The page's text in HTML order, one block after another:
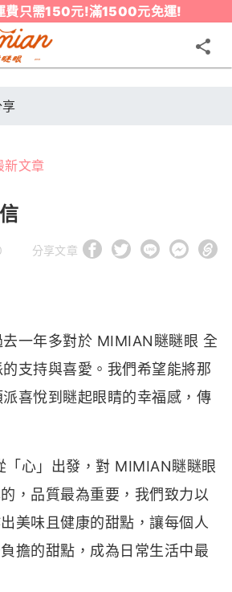
費只需150元!滿1500元免運!
新文章
分享文章
一年多對於 MIMIAN瞇瞇眼 全
支持與喜愛。我們希望能將那
喜悅到瞇起眼睛的幸福感，傳
」出發，對 MIMIAN瞇瞇眼
，品質最為重要，我們致力以
美味且健康的甜點，讓每個人
擔的甜點，成為日常生活中最